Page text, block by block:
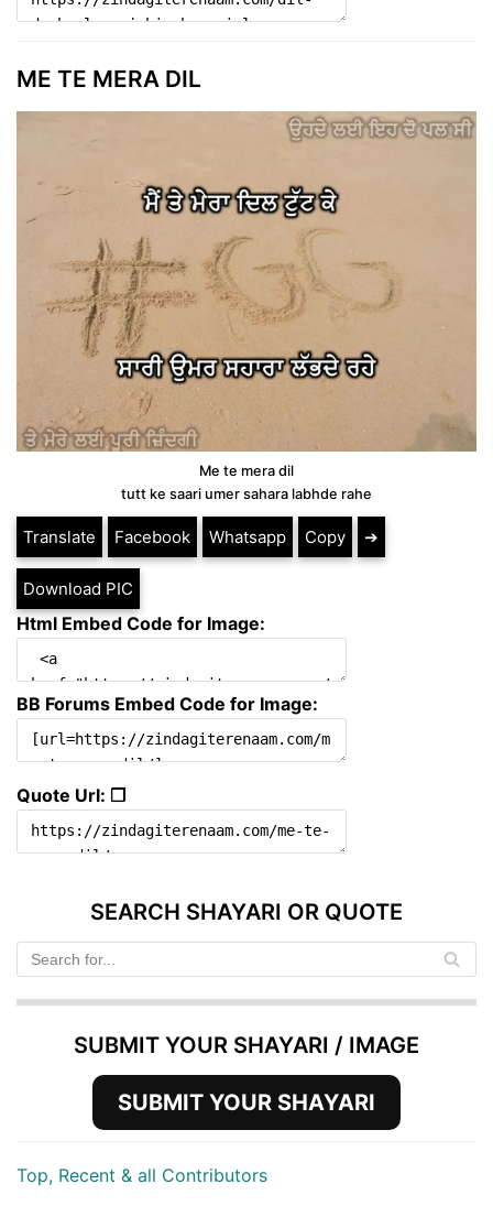
ME TE MERA DIL
Me te mera dil
tutt ke saari umer sahara labhde rahe
Translate Facebook Whatsapp Copy ➔
Download PIC
Html Embed Code for Image:
BB Forums Embed Code for Image:
Quote Url: ❐
SEARCH SHAYARI OR QUOTE
SUBMIT YOUR SHAYARI / IMAGE
SUBMIT YOUR SHAYARI
Top, Recent & all Contributors